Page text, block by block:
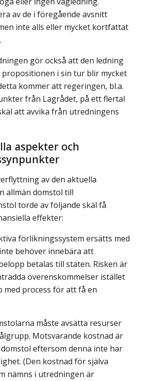
av de i föregående avsnitt
inte alls eller mycket kortfattat
gör också att den ledning
propositionen i sin tur blir mycket
kommer att regeringen, bl.a.
från Lagrådet, på ett flertal
att avvika från utredningens
aspekter och
av den aktuella
allmän domstol till
torde av följande skäl få
effekter:
förlikningssystem ersätts med
behöver innebära att
betalas till staten. Risken är
överenskommelser istället
med process för att få en
måste avsätta resurser
Motsvarande kostnad är
eftersom denna inte har
(Den kostnad för själva
nämns i utredningen är